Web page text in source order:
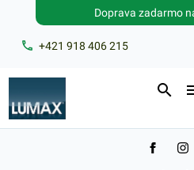
+421 918 406 215
Doprava zadarmo
Zabudnuté